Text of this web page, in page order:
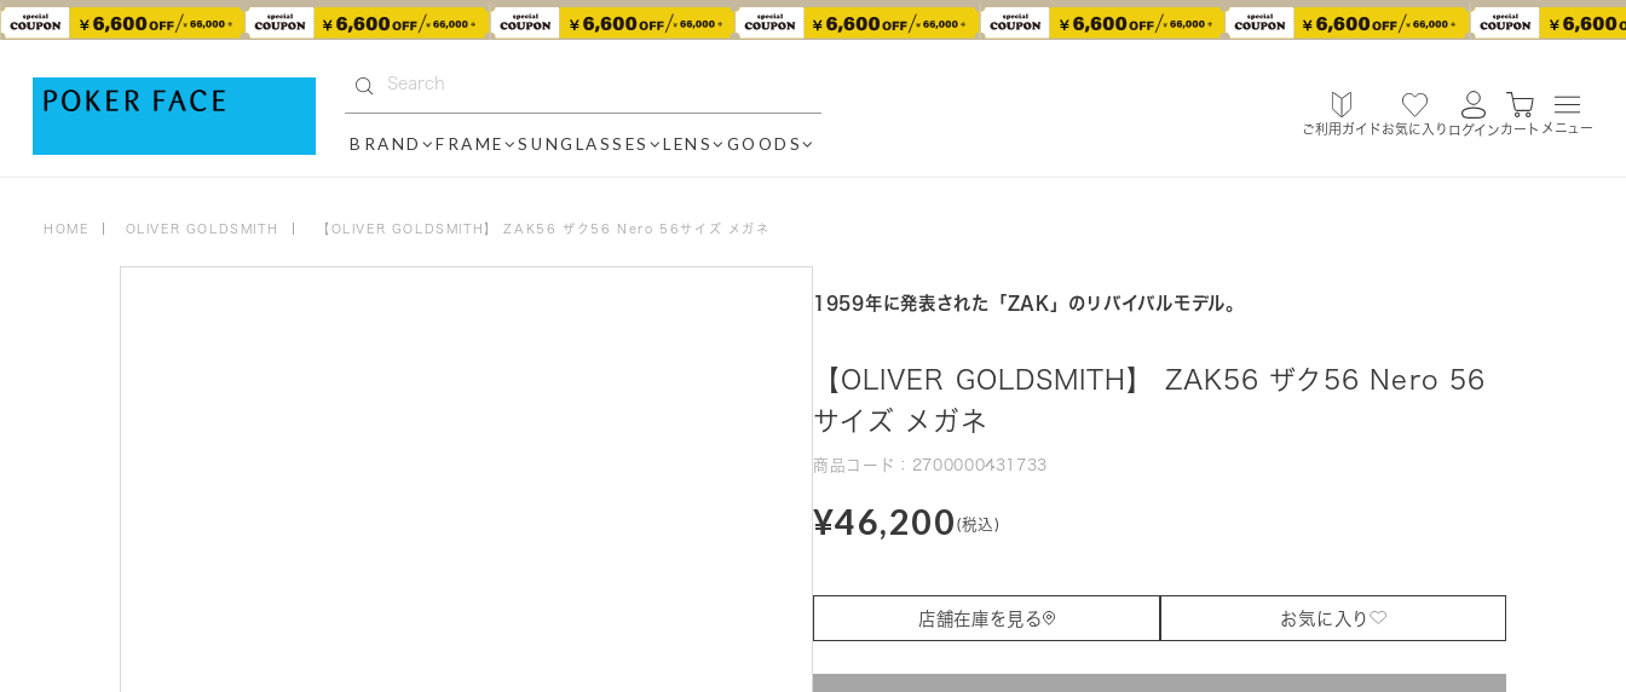
BRAND FRAME SUNGLASSES LENS GOODS
ご利用ガイドお気に入り ログインカート メニュー
HOME OLIVER GOLDSMITH 【OLIVER GOLDSMITH】 ZAK56 ザク56 Nero 56サイズ メガネ
1959年に発表された「ZAK」のリバイバルモデル。
【OLIVER GOLDSMITH】 ZAK56 ザク56 Nero 56
サイズ メガネ
商品コード：2700000431733
¥46,200 (税込)
店舗在庫を見る お気に入り